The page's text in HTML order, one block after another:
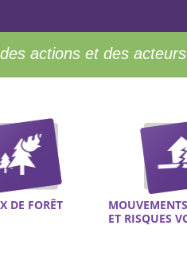
des actions et des
DE FORÊT
ET RISQUES